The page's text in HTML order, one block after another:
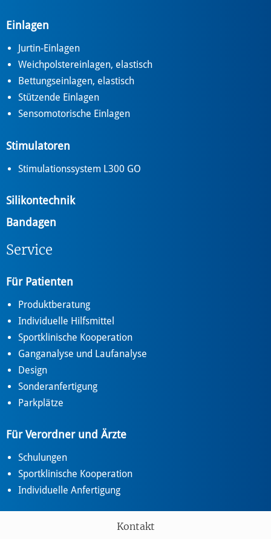
Einlagen
Jurtin-Einlagen
Weichpolstereinlagen, elastisch
Bettungseinlagen, elastisch
Stützende Einlagen
Sensomotorische Einlagen
Stimulatoren
Stimulationssystem L300 GO
Silikontechnik
Bandagen
Service
Für Patienten
Produktberatung
Individuelle Hilfsmittel
Sportklinische Kooperation
Ganganalyse und Laufanalyse
Design
Sonderanfertigung
Parkplätze
Für Verordner und Ärzte
Schulungen
Sportklinische Kooperation
Individuelle Anfertigung
Kontakt